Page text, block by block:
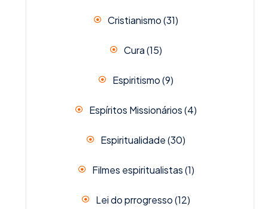
Cristianismo(31)
Cura(15)
Espiritismo(9)
Espíritos Missionários(4)
Espiritualidade(30)
Filmes espiritualistas(1)
Lei do prrogresso(12)